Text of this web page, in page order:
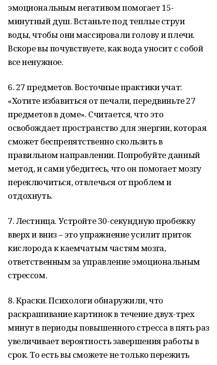
эмоциональным негативом помогает 15-
минутный душ. Встаньте под теплые струи
воды, чтобы они массировали голову и плечи.
Вскоре вы почувствуете, как вода уносит с собой
все ненужное.
6. 27 предметов. Восточные практики учат:
«Хотите избавиться от печали, передвиньте 27
предметов в доме». Считается, что это
освобождает пространство для энергии, которая
сможет беспрепятственно скользить в
правильном направлении. Попробуйте данный
метод, и сами убедитесь, что он помогает мозгу
переключиться, отвлечься от проблем и
отдохнуть.
7. Лестница. Устройте 30-секундную пробежку
вверх и вниз – это упражнение усилит приток
кислорода к каемчатым частям мозга,
ответственным за управление эмоциональным
стрессом.
8. Краски. Психологи обнаружили, что
раскрашивание картинок в течение двух-трех
минут в периоды повышенного стресса в пять раз
увеличивает вероятность завершения работы в
срок. То есть вы сможете не только пережить